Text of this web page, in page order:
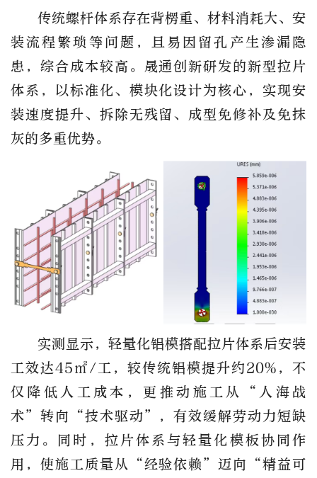
传统螺杆体系存在背楞重、材料消耗大、安
装流程繁琐等问题，且易因留孔产生渗漏隐
患，综合成本较高。晟通创新研发的新型拉片
体系，以标准化、模块化设计为核心，实现安
装速度提升、拆除无残留、成型免修补及免抹
灰的多重优势。
实测显示，轻量化铝模搭配拉片体系后安装
工效达45㎡/工，较传统铝模提升约20%，不
仅降低人工成本，更推动施工从“人海战
术”转向“技术驱动”，有效缓解劳动力短缺
压力。同时，拉片体系与轻量化模板协同作
用，使施工质量从“经验依赖”迈向“精益可